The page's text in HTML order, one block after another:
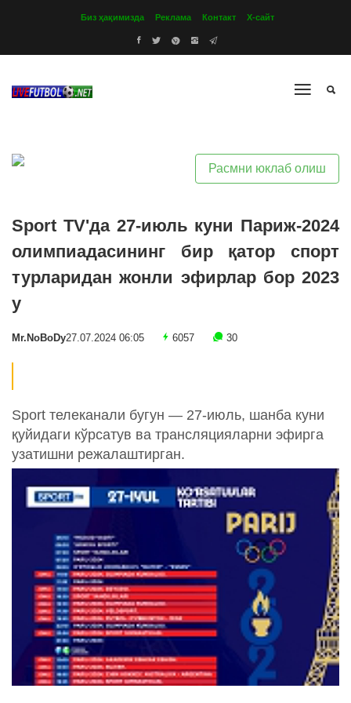
Биз ҳақимизда Реклама Контакт Х-сайт
Расмни юклаб олиш
Sport TV'да 27-июль куни Париж-2024
олимпиадасининг бир қатор спорт
турларидан жонли эфирлар бор 2023
y
Mr.NoBoDy27.07.2024 06:05 6057 30
Sport телеканали бугун — 27-июль, шанба куни
қуйидаги кўрсатув ва трансляцияларни эфирга
узатишни режалаштирган.